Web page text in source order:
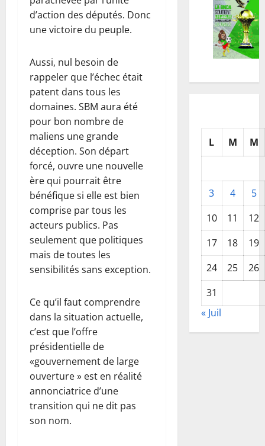
d’action des députés. Donc
une victoire du peuple.
Aussi, nul besoin de
rappeler que l’échec était
patent dans tous les
domaines. SBM aura été
pour bon nombre de
maliens une grande
déception. Son départ
forcé, ouvre une nouvelle
ère qui pourrait être
bénéfique si elle est bien
comprise par tous les
acteurs publics. Pas
seulement que politiques
mais de toutes les
sensibilités sans exception.
Ce qu’il faut comprendre
dans la situation actuelle,
c’est que l’offre
présidentielle de
«gouvernement de large
ouverture » est en réalité
annonciatrice d’une
transition qui ne dit pas
son nom.
L M M
3 4
5
10
11
12
17
18
19
24
25
26
31
« Juil